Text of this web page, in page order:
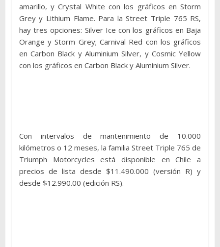
amarillo, y Crystal White con los gráficos en Storm
Grey y Lithium Flame. Para la Street Triple 765 RS,
hay tres opciones: Silver Ice con los gráficos en Baja
Orange y Storm Grey; Carnival Red con los gráficos
en Carbon Black y Aluminium Silver, y Cosmic Yellow
con los gráficos en Carbon Black y Aluminium Silver.
Con intervalos de mantenimiento de 10.000
kilómetros o 12 meses, la familia Street Triple 765 de
Triumph Motorcycles está disponible en Chile a
precios de lista desde $11.490.000 (versión R) y
desde $12.990.00 (edición RS).